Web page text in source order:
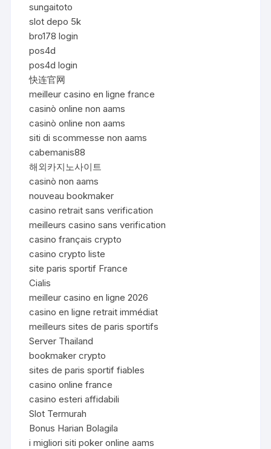
sungaitoto
slot depo 5k
bro178 login
pos4d
pos4d login
快连官网
meilleur casino en ligne france
casinò online non aams
casinò online non aams
siti di scommesse non aams
cabemanis88
해외카지노사이트
casinò non aams
nouveau bookmaker
casino retrait sans verification
meilleurs casino sans verification
casino français crypto
casino crypto liste
site paris sportif France
Cialis
meilleur casino en ligne 2026
casino en ligne retrait immédiat
meilleurs sites de paris sportifs
Server Thailand
bookmaker crypto
sites de paris sportif fiables
casino online france
casino esteri affidabili
Slot Termurah
Bonus Harian Bolagila
i migliori siti poker online aams